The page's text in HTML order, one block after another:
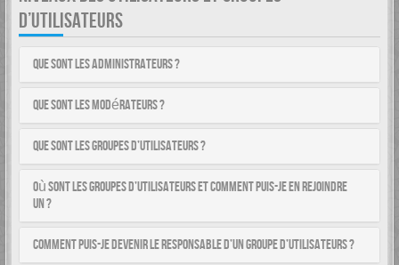
D’UTILISATEURS
Que sont les administrateurs ?
Que sont les modérateurs ?
Que sont les groupes d’utilisateurs ?
Où sont les groupes d’utilisateurs et comment puis-je en rejoindre
un ?
Comment puis-je devenir le responsable d’un groupe d’utilisateurs ?